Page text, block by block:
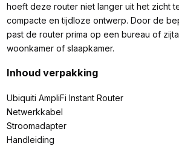
hoeft deze router niet langer uit het zicht
compacte en tijdloze ontwerp. Door de
past de router prima op een bureau of
woonkamer of slaapkamer.
Inhoud verpakking
Ubiquiti AmpliFi Instant Router
Netwerkkabel
Stroomadapter
Handleiding